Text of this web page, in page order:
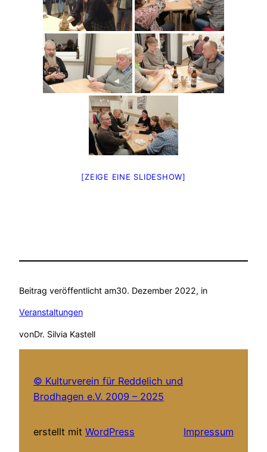
[ZEIGE EINE SLIDESHOW]
Beitrag veröffentlicht am30. Dezember 2022, in
Veranstaltungen
vonDr. Silvia Kastell
© Kulturverein für Reddelich und
Brodhagen e.V. 2009 – 2025
erstellt mit WordPress Impressum